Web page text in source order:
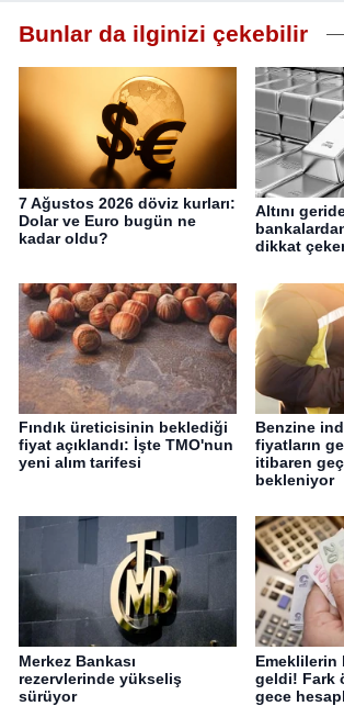
Bunlar da ilginizi çekebilir
7 Ağustos 2026 döviz kurları:
Dolar ve Euro bugün ne
kadar oldu?
Altını
dikkat
Fındık üreticisinin beklediği
fiyat açıklandı: İşte TMO'nun
yeni alım tarifesi
Benzine
fiyatların
itibaren
bekleniyor
Merkez Bankası
rezervlerinde yükseliş
sürüyor
Emeklilerin
geldi! Fark
gece